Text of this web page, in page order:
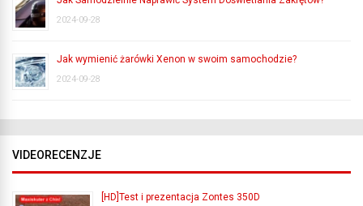
2024-09-28
Jak wymienić żarówki Xenon w swoim samochodzie?
2024-09-28
VIDEORECENZJE
[HD]Test i prezentacja Zontes 350D